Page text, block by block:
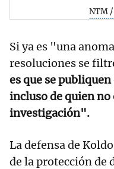
NTM /
Si ya es "una
resoluciones se
es que se
incluso de quien no
investigación".
La defensa de
de la protección de